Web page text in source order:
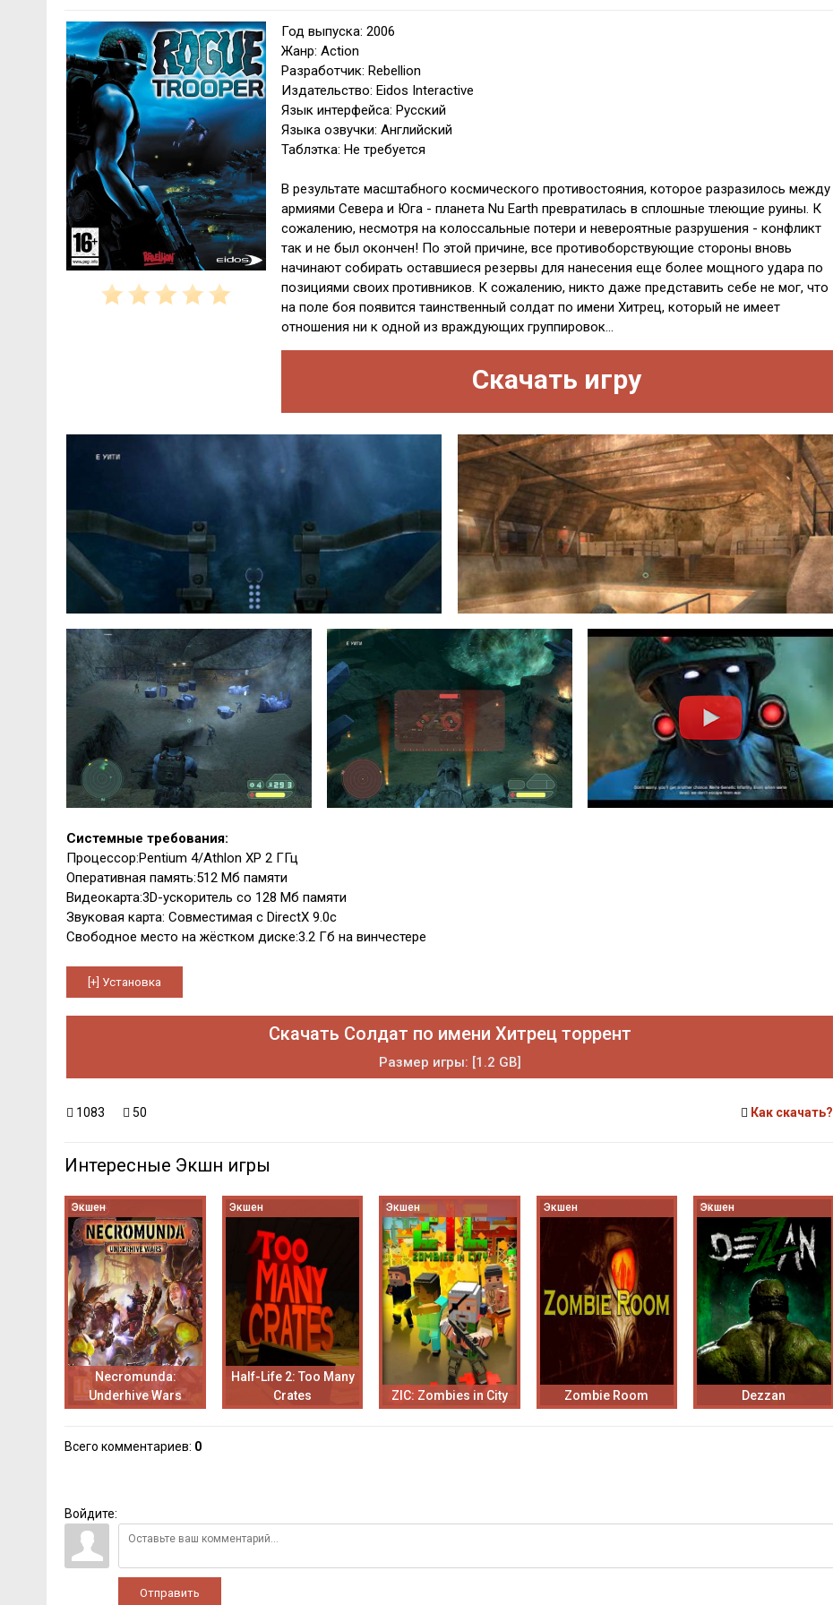
Год выпуска: 2006
Жанр: Action
Разработчик: Rebellion
Издательство: Eidos Interactive
Язык интерфейса: Русский
Языка озвучки: Английский
Таблэтка: Не требуется
В результате масштабного космического противостояния, которое разразилось между
армиями Севера и Юга - планета Nu Earth превратилась в сплошные тлеющие руины. К
сожалению, несмотря на колоссальные потери и невероятные разрушения - конфликт
так и не был окончен! По этой причине, все противоборствующие стороны вновь
начинают собирать оставшиеся резервы для нанесения еще более мощного удара по
позициями своих противников. К сожалению, никто даже представить себе не мог, что
на поле боя появится таинственный солдат по имени Хитрец, который не имеет
отношения ни к одной из враждующих группировок...
Скачать игру
Системные требования:
Процессор:Pentium 4/Athlon XP 2 ГГц
Оперативная память:512 Мб памяти
Видеокарта:3D-ускоритель со 128 Мб памяти
Звуковая карта: Совместимая с DirectX 9.0c
Свободное место на жёстком диске:3.2 Гб на винчестере
Скачать Солдат по имени Хитрец торрент
Размер игры: [1.2 GB]
1083 50 Как скачать?
Интересные Экшн игры
Экшен
Necromunda:
Underhive Wars
Экшен
Half-Life 2: Too Many
Crates
Экшен
ZIC: Zombies in City
Экшен
Zombie Room
Экшен
Dezzan
Всего комментариев: 0
Войдите:
Отправить